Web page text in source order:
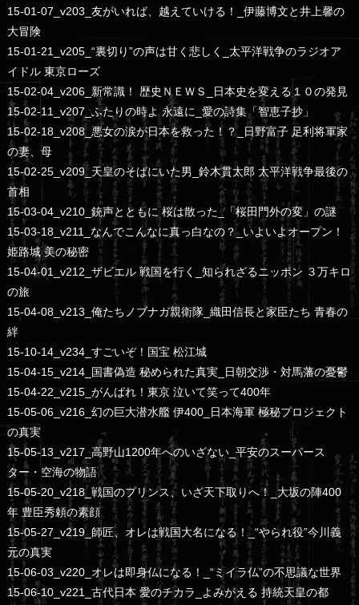
15-01-07_v203_友がいれば、越えていける！_伊藤博文と井上馨の
大冒険
15-01-21_v205_“裏切り”の声は甘く悲しく_太平洋戦争のラジオア
イドル 東京ローズ
15-02-04_v206_新常識！ 歴史ＮＥＷＳ_日本史を変える１０の発見
15-02-11_v207_ふたりの時よ 永遠に_愛の詩集「智恵子抄」
15-02-18_v208_悪女の涙が日本を救った！？_日野富子 足利将軍家
の妻、母
15-02-25_v209_天皇のそばにいた男_鈴木貫太郎 太平洋戦争最後の
首相
15-03-04_v210_銃声とともに 桜は散った_「桜田門外の変」の謎
15-03-18_v211_なんでこんなに真っ白なの？_いよいよオープン！
姫路城 美の秘密
15-04-01_v212_ザビエル 戦国を行く_知られざるニッポン ３万キロ
の旅
15-04-08_v213_俺たちノブナガ親衛隊_織田信長と家臣たち 青春の
絆
15-10-14_v234_すごいぞ！国宝 松江城
15-04-15_v214_国書偽造 秘められた真実_日朝交渉・対馬藩の憂鬱
15-04-22_v215_がんばれ！東京 泣いて笑って400年
15-05-06_v216_幻の巨大潜水艦 伊400_日本海軍 極秘プロジェクト
の真実
15-05-13_v217_高野山1200年へのいざない_平安のスーパース
ター・空海の物語
15-05-20_v218_戦国のプリンス、いざ天下取りへ！_大坂の陣400
年 豊臣秀頼の素顔
15-05-27_v219_師匠、オレは戦国大名になる！_“やられ役”今川義
元の真実
15-06-03_v220_オレは即身仏になる！_“ミイラ仏”の不思議な世界
15-06-10_v221_古代日本 愛のチカラ_よみがえる 持統天皇の都